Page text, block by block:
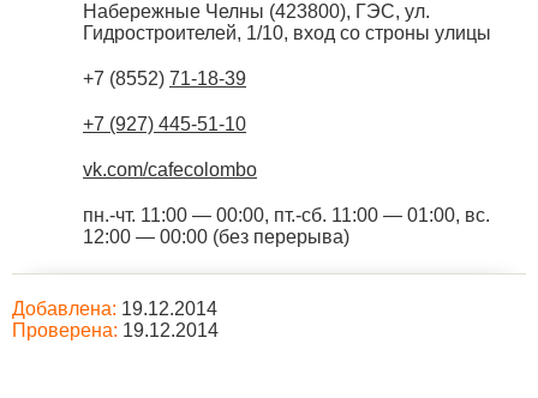
Набережные Челны (423800), ГЭС, ул.
Гидростроителей, 1/10, вход со строны улицы
+7 (8552) 71-18-39
+7 (927) 445-51-10
vk.com/cafecolombo
пн.-чт. 11:00 — 00:00, пт.-сб. 11:00 — 01:00, вс.
12:00 — 00:00 (без перерыва)
Добавлена: 19.12.2014
Проверена: 19.12.2014